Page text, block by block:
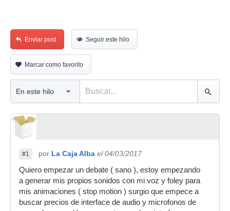
Enviar post Seguir este hilo
Marcar como favorito
#1 por La Caja Alba el 04/03/2017
Quiero empezar un debate ( sano ), estoy empezando
a generar mis propios sonidos con mi voz y foley para
mis animaciones ( stop motion ) surgio que empece a
buscar precios de interface de audio y microfonos de